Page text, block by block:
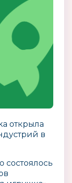
открыла
в
состоялось